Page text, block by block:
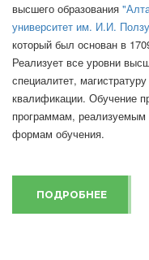
высшего образования
университет им. И.И.
который был основан в
Реализует все уровни
специалитет,
квалификации. Обучение
программам, реализуемым
формам обучения.
ПОДРОБНЕЕ